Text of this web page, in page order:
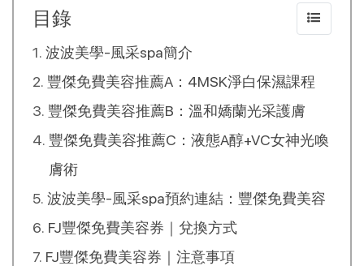
目錄
波波美學-風采spa簡介
豐傑免費美容推薦A：4MSK淨白保濕課程
豐傑免費美容推薦B：溫和嬌蘭光采護膚
豐傑免費美容推薦C：液態A醇+VC女神光喚
膚術
波波美學-風采spa預約連結：豐傑免費美容
FJ豐傑免費美容券｜兌換方式
FJ豐傑免費美容券｜注意事項